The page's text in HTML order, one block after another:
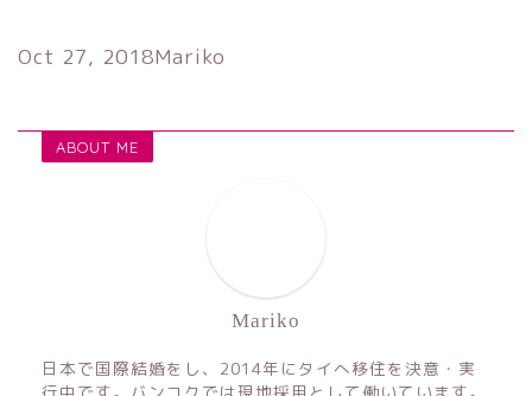
Oct 27, 2018Mariko
ABOUT ME
Mariko
日本で国際結婚をし、2014年にタイへ移住を決意・実
行中です。バンコクでは現地採用として働いています。